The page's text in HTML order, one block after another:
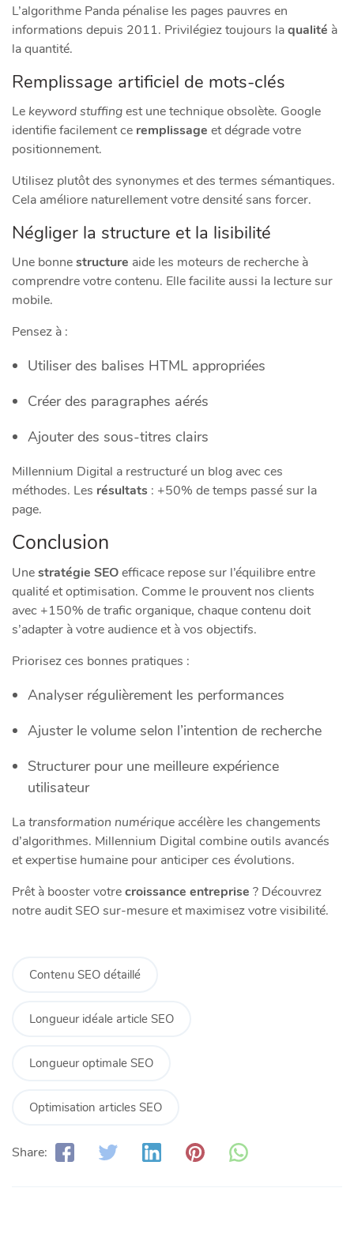
L’algorithme Panda pénalise les pages pauvres en
informations depuis 2011. Privilégiez toujours laqualité à
la quantité.
Remplissage artificiel de mots-clés
Le keyword stuffingest une technique obsolète. Google
identifie facilement ce remplissage et dégrade votre
positionnement.
Utilisez plutôt des synonymes et des termes sémantiques.
Cela améliore naturellement votre densité sans forcer.
Négliger la structure et la lisibilité
Une bonnestructure aide les moteurs de recherche à
comprendre votre contenu. Elle facilite aussi la lecture sur
mobile.
Pensez à :
Utiliser des balises HTML appropriées
Créer des paragraphes aérés
Ajouter des sous-titres clairs
Millennium Digital a restructuré un blog avec ces
méthodes. Les résultats : +50% de temps passé sur la
page.
Conclusion
Unestratégie SEOefficace repose sur l’équilibre entre
qualité et optimisation. Comme le prouvent nos clients
avec +150% de trafic organique, chaque contenu doit
s’adapter à votre audience et à vos objectifs.
Priorisez ces bonnes pratiques :
Analyser régulièrement les performances
Ajuster le volume selon l’intention de recherche
Structurer pour une meilleure expérience
utilisateur
Latransformation numérique accélère les changements
d’algorithmes. Millennium Digital combine outils avancés
et expertise humaine pour anticiper ces évolutions.
Prêt à booster votrecroissance entreprise ? Découvrez
notre audit SEO sur-mesure et maximisez votre visibilité.
Contenu SEO détaillé
Longueur idéale article SEO
Longueur optimale SEO
Optimisation articles SEO
Share: